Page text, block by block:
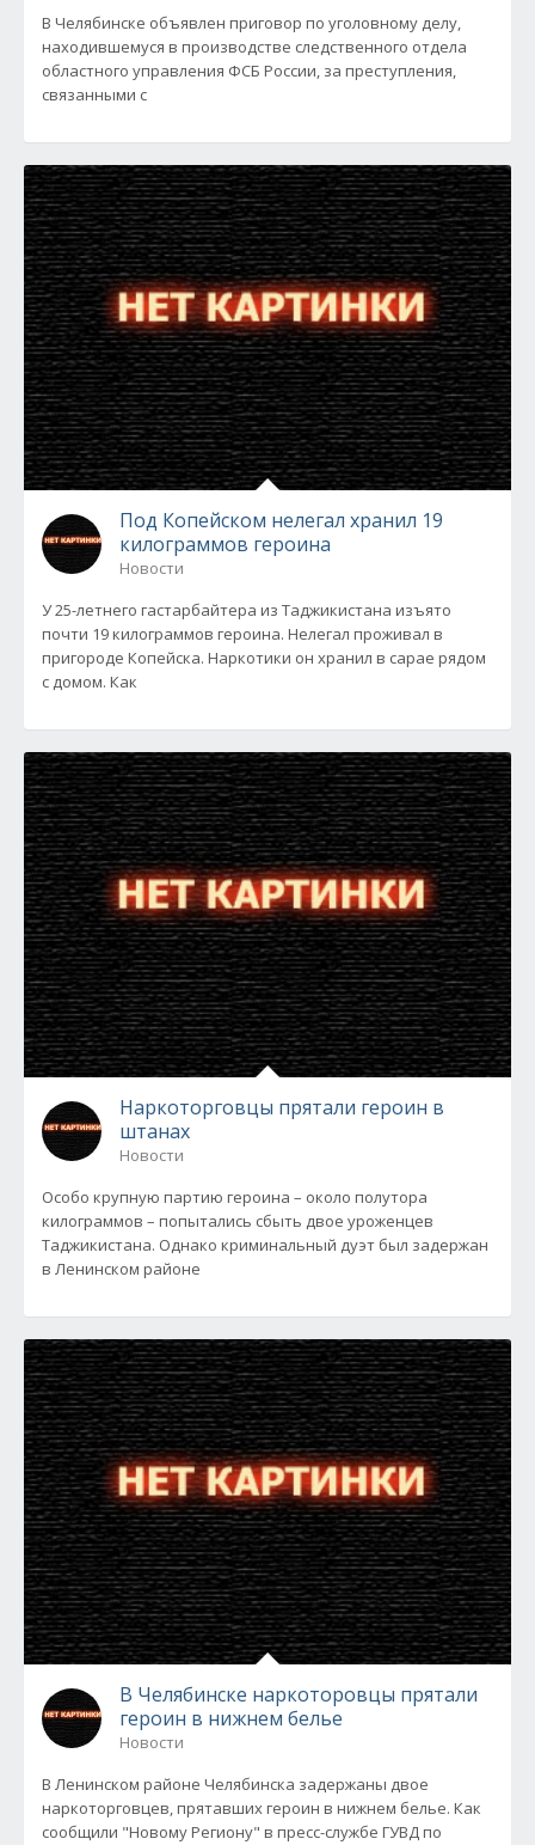
В Челябинске объявлен приговор по уголовному делу,
находившемуся в производстве следственного отдела
областного управления ФСБ России, за преступления,
связанными с
Под Копейском нелегал хранил 19
килограммов героина
Новости
У 25-летнего гастарбайтера из Таджикистана изъято
почти 19 килограммов героина. Нелегал проживал в
пригороде Копейска. Наркотики он хранил в сарае рядом
с домом. Как
Наркоторговцы прятали героин в
штанах
Новости
Особо крупную партию героина – около полутора
килограммов – попытались сбыть двое уроженцев
Таджикистана. Однако криминальный дуэт был задержан
в Ленинском районе
В Челябинске наркоторовцы прятали
героин в нижнем белье
Новости
В Ленинском районе Челябинска задержаны двое
наркоторговцев, прятавших героин в нижнем белье. Как
сообщили "Новому Региону" в пресс-службе ГУВД по